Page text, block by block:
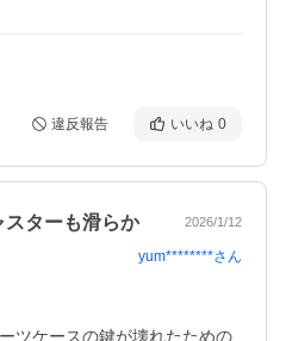
違反報告 いいね 0
スターも滑らか 2026/1/12
yum********さん
ツケースの鍵が壊れたための